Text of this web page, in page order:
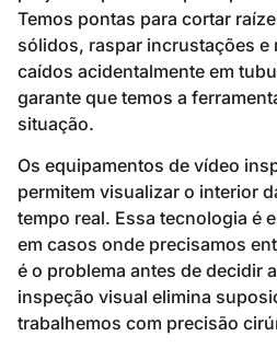
Temos pontas para cortar
sólidos, raspar incrustações e
caídos acidentalmente em
garante que temos a
situação.
Os equipamentos de vídeo
permitem visualizar o interior
tempo real. Essa tecnologia é
em casos onde precisamos
é o problema antes de decidir
inspeção visual elimina
trabalhemos com precisão